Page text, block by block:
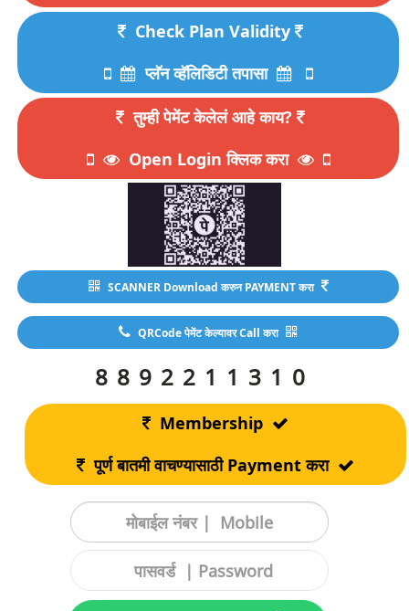
Check Plan Validity
प्लॅन व्हॅलिडिटी तपासा
तुम्ही पेमेंट केलेलं आहे काय?
Open Login क्लिक करा
SCANNER Download करुन PAYMENT करा
QRCode पेमेंट केल्यावर Call करा
8892211310
Membership
पूर्ण बातमी वाचण्यासाठी Payment करा